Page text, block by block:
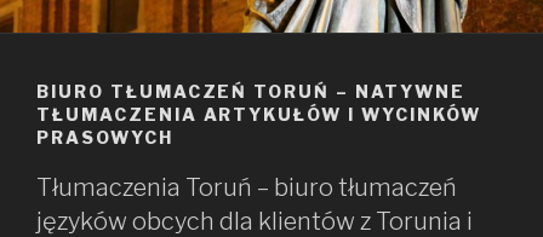
BIURO TŁUMACZEŃ TORUŃ – NATYWNE
TŁUMACZENIA ARTYKUŁÓW I WYCINKÓW
PRASOWYCH
Tłumaczenia Toruń – biuro tłumaczeń
języków obcych dla klientów z Torunia i